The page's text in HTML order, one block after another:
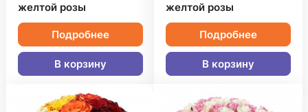
желтой розы
Подробнее
В корзину
желтой розы
Подробнее
В корзину